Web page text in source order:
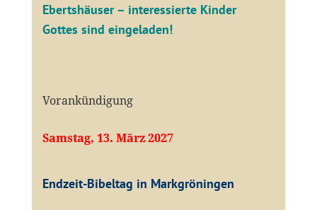
Ebertshäuser – interessierte Kinder
Gottes sind eingeladen!
Vorankündigung
Samstag, 13. März 2027
Endzeit-Bibeltag in Markgröningen